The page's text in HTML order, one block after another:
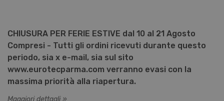
CHIUSURA PER FERIE ESTIVE dal 10 al 21 Agosto
Compresi - Tutti gli ordini ricevuti durante questo
periodo, sia x e-mail, sia sul sito
www.eurotecparma.com verranno evasi con la
massima priorità alla riapertura.
Maggiori dettagli »